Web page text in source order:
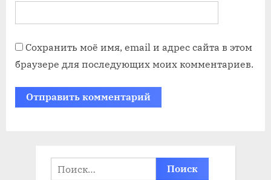
Сохранить моё имя, email и адрес сайта в этом
браузере для последующих моих комментариев.
Найти: